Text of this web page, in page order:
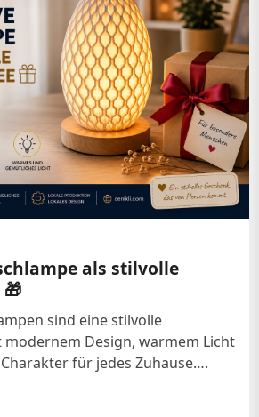
als stilvolle
sind eine stilvolle
modernem Design, warmem Licht
für jedes Zuhause….